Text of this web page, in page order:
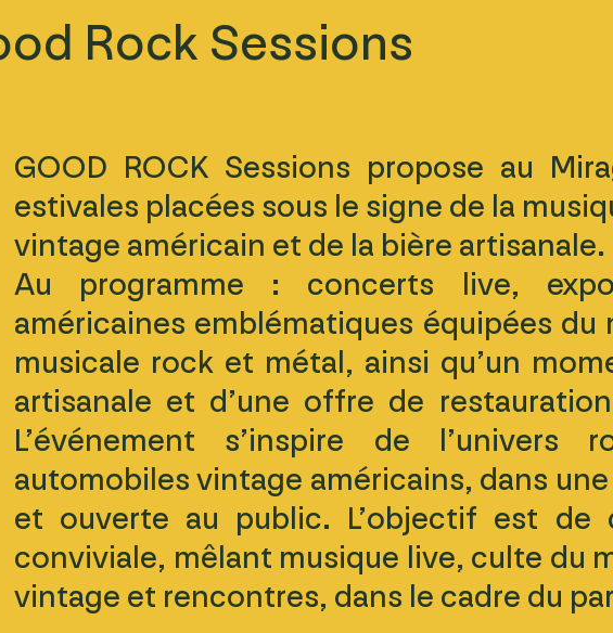
Rock Sessions
GOOD ROCK Sessions propose au
estivales placées sous le signe de la
vintage américain et de la bière artisanale.
Au programme : concerts live,
américaines emblématiques équipées
musicale rock et métal, ainsi qu’un
artisanale et d’une offre de
L’événement s’inspire de l’univers
automobiles vintage américains, dans
et ouverte au public. L’objectif est
conviviale, mêlant musique live, culte du
vintage et rencontres, dans le cadre du